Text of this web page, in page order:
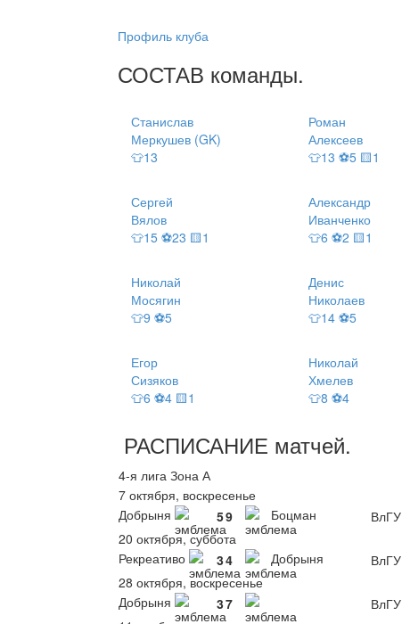
Профиль клуба
СОСТАВ команды.
Станислав
Меркушев (GK)
👕13
Роман
Алексеев
👕13 ⚽5 🟨1
Сергей
Вялов
👕15 ⚽23 🟨1
Александр
Иванченко
👕6 ⚽2 🟨1
Николай
Мосягин
👕9 ⚽5
Денис
Николаев
👕14 ⚽5
Егор
Сизяков
👕6 ⚽4 🟨1
Николай
Хмелев
👕8 ⚽4
РАСПИСАНИЕ матчей.
4-я лига Зона А
7 октября, воскресенье
Добрыня
59 Боцман
ВлГУ
20 октября, суббота
Рекреативо
34 Добрыня
ВлГУ
28 октября, воскресенье
Добрыня
37
ВлГУ